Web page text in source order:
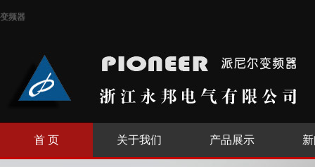
变频器
首 页 关于我们 产品展示